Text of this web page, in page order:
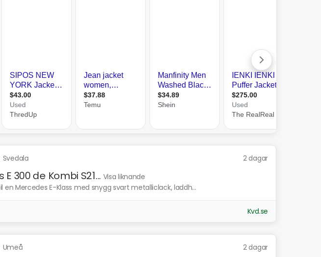
Svedala 2 dagar
300 de Kombi S21... Visa liknande
en Mercedes E-Klass med snygg svart metalliclack, laddh...
Kvd.se
Umeå 2 dagar